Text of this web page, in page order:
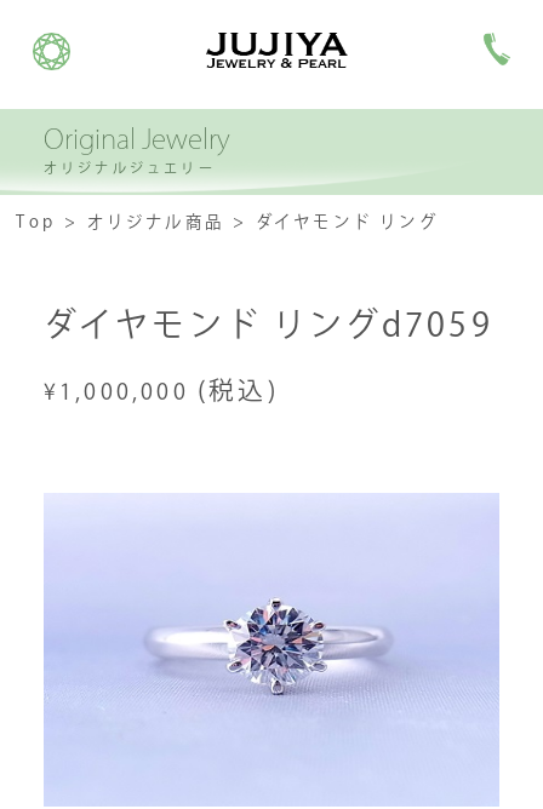
Original Jewelry
オリジナルジュエリー
Top オリジナル商品 ダイヤモンド リング
ダイヤモンド リングd7059
¥1,000,000 (税込)